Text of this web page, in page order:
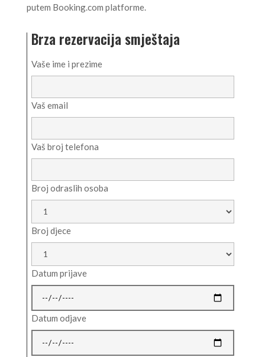
putem Booking.com platforme.
Brza rezervacija smještaja
Vaše ime i prezime
Vaš email
Vaš broj telefona
Broj odraslih osoba
Broj djece
Datum prijave
Datum odjave